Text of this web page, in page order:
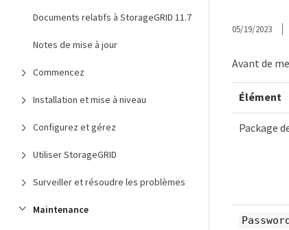
Documents relatifs à StorageGRID 11.7
Notes de mise à jour
Commencez
Installation et mise à niveau
Configurez et gérez
Utiliser StorageGRID
Surveiller et résoudre les problèmes
Maintenance
05/19/2023
Avant de
Élément
Package